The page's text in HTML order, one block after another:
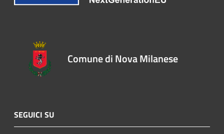
Comune di Nova Milanese
SEGUICI SU